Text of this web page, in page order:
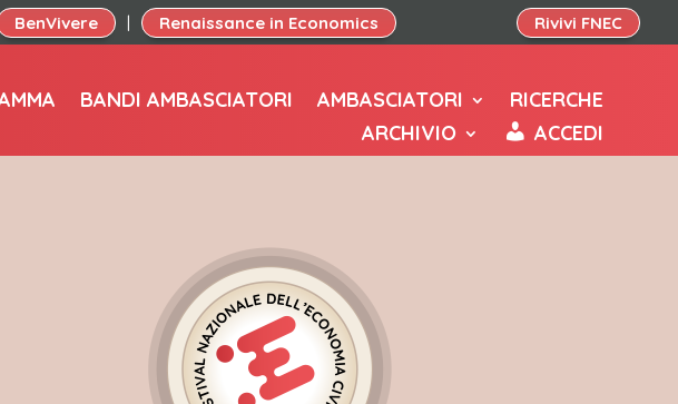
BenVivere Renaissance in Economics Rivivi FNEC
BANDI AMBASCIATORI AMBASCIATORI
RICERCHE
ARCHIVIO
ACCEDI